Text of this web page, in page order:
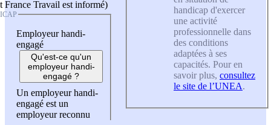
France Travail est informé)
Employeur handi-
engagé
Qu'est-ce qu'un
employeur handi-
engagé ?
Un employeur handi-
engagé est un
employeur reconnu
handicap d'exercer
une activité
professionnelle dans
des conditions
adaptées à ses
capacités. Pour en
savoir plus, consultez
le site de l’UNEA.